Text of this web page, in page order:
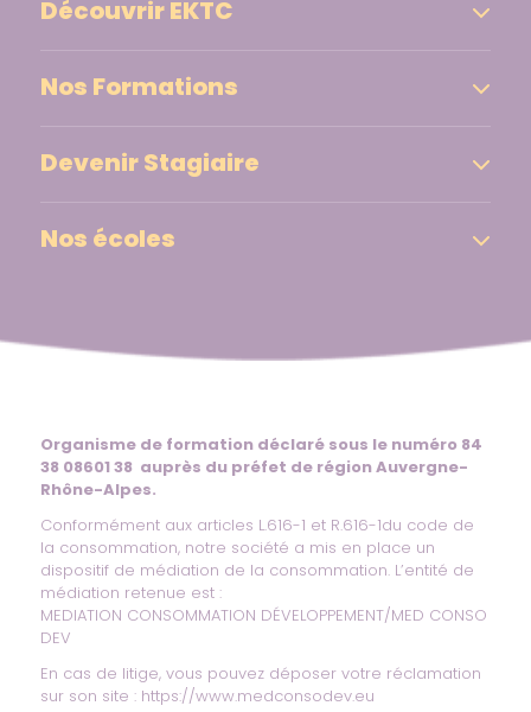
Découvrir EKTC
Nos Formations
Devenir Stagiaire
Nos écoles
Organisme de formation déclaré sous le numéro 84
38 08601 38 auprès du préfet de région Auvergne-
Rhône-Alpes.
Conformément aux articles L.616-1 et R.616-1du code de
la consommation, notre société a mis en place un
dispositif de médiation de la consommation. L’entité de
médiation retenue est :
MEDIATION CONSOMMATION DÉVELOPPEMENT/MED CONSO
DEV
En cas de litige, vous pouvez déposer votre réclamation
sur son site : https://www.medconsodev.eu